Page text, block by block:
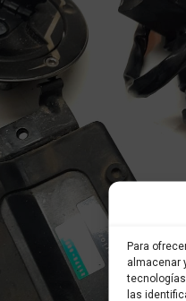
Para
almacenar
las